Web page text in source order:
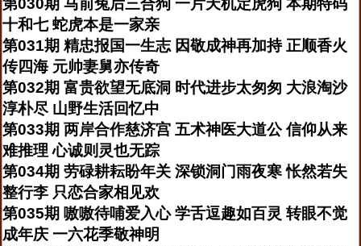
第030期 马前兔后三合狗 一片天机定虎狗 本期特码
十和七 蛇虎本是一家亲
第031期 精忠报国一生志 因敬成神再加持 正顺香火
传四海 元帅妻舅亦传奇
第032期 富贵欲望无底洞 时代进步太匆匆 大浪淘沙
淳朴尽 山野生活回忆中
第033期 两岸合作慈济宫 五术神医大道公 信仰从来
难推理 心诚则灵也无踪
第034期 劳碌耕耘盼年关 深锁洞门雨夜寒 怅然若失
整行李 只恋合家相见欢
第035期 嗷嗷待哺爱入心 学舌逗趣如百灵 转眼不觉
成年庆 一六花季敬神明